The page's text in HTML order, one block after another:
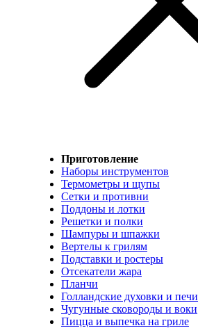
Приготовление
Наборы инструментов
Термометры и щупы
Сетки и противни
Поддоны и лотки
Решетки и полки
Шампуры и шпажки
Вертелы к грилям
Подставки и ростеры
Отсекатели жара
Планчи
Голландские духовки и печи
Чугунные сковороды и воки
Пицца и выпечка на гриле